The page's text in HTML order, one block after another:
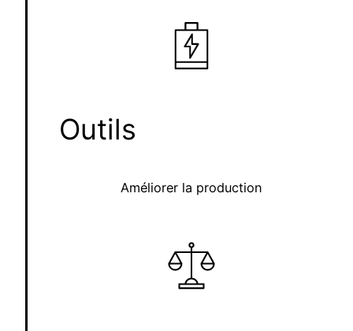
Outils
Améliorer la production